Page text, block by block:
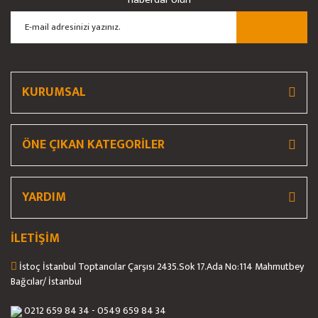
Ürün açıklamasında eksik bilgiler bulunuyor.
Ürün bilgilerinde hatalar bulunuyor.
Ürün fiyatı diğer sitelerden daha pahalı.
KURUMSAL
ÖNE ÇIKAN KATEGORİLER
YARDIM
İLETİŞİM
İstoç İstanbul Toptancılar Çarşısı 2435.Sok 17.Ada No:114 Mahmutbey
Bağcılar/ İstanbul
0212 659 84 34 - 0549 659 84 34